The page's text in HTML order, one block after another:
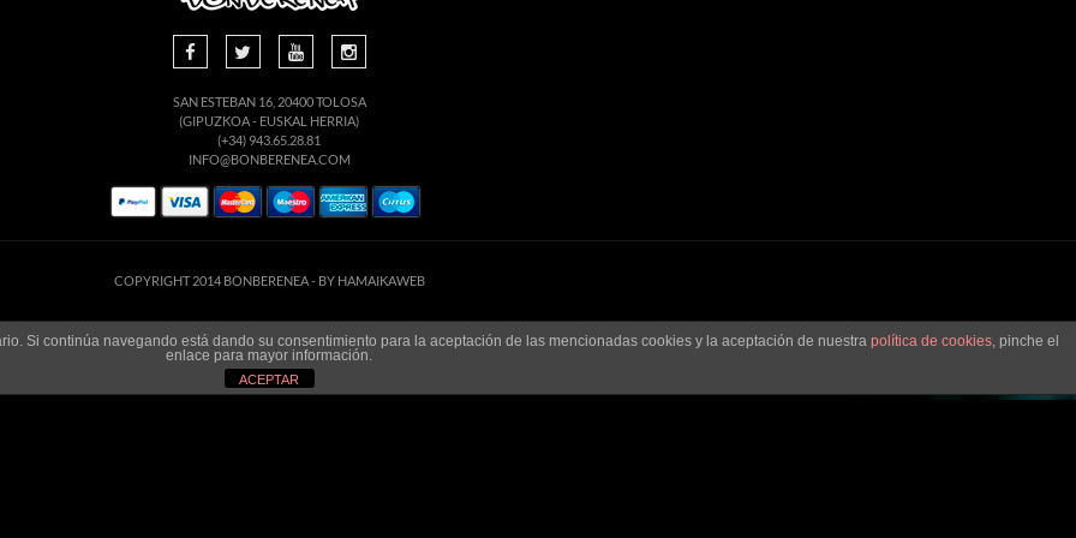
SAN ESTEBAN 16, 20400 TOLOSA
(GIPUZKOA - EUSKAL HERRIA)
(+34) 943.65.28.81
INFO@BONBERENEA.COM
COPYRIGHT 2014 BONBERENEA - BY HAMAIKAWEB
Si continúa navegando está dando su consentimiento para la aceptación de las mencionadas cookies y la aceptación de nuestra política de cookies, pinche el
enlace para mayor información.
ACEPTAR